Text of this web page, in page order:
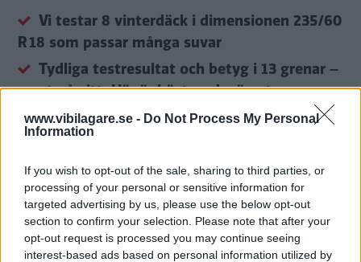
www.vibilagare.se - Do Not Process My Personal
Information
If you wish to opt-out of the sale, sharing to third parties, or
processing of your personal or sensitive information for
targeted advertising by us, please use the below opt-out
section to confirm your selection. Please note that after your
opt-out request is processed you may continue seeing
interest-based ads based on personal information utilized by
Vi testar 8 vinterdäck i dimensionen 235/60
R 18 som passar många suvar
Tydliga testresultat och betyg i 13 grenar –
svart på vitt: Här är bästa och sämsta
dubbdäcken
Däcken i testet: Nokian Hakkapeliitta 10
Continental IceContact 3, Michelin X-Ice North
4 SUV, Pirelli Scorpion IceZero 2, Nexen
WinGuard WinSpike 3, Triangle IceLynk TI501
och Goodride IceMaster Spike Z-506